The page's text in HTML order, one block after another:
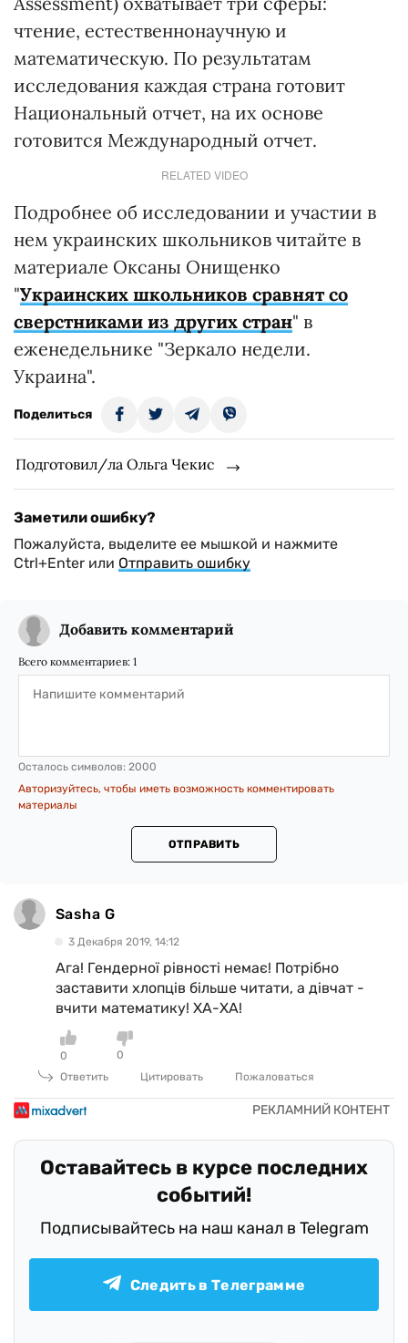
чтение, естественнонаучную и
математическую. По результатам
исследования каждая страна готовит
Национальный отчет, на их основе
готовится Международный отчет.
RELATED VIDEO
Подробнее об исследовании и участии в
нем украинских школьников читайте в
материале Оксаны Онищенко
"Украинских школьников сравнят со
сверстниками из других стран" в
еженедельнике "Зеркало недели.
Украина".
Поделиться
Подготовил/ла Ольга Чекис
Заметили ошибку?
Пожалуйста, выделите ее мышкой и нажмите
Ctrl+Enter или Отправить ошибку
Добавить комментарий
Всего комментариев: 1
Осталось символов: 2000
Авторизуйтесь, чтобы иметь возможность комментировать
материалы
ОТПРАВИТЬ
Sasha G
3 Декабря 2019, 14:12
Ага! Гендерної рівності немає! Потрібно
заставити хлопців більше читати, а дівчат -
вчити математику! ХА-ХА!
0
0
Ответить
Цитировать Пожаловаться
Оставайтесь в курсе последних
событий!
Подписывайтесь на наш канал в Telegram
Следить в Телеграмме